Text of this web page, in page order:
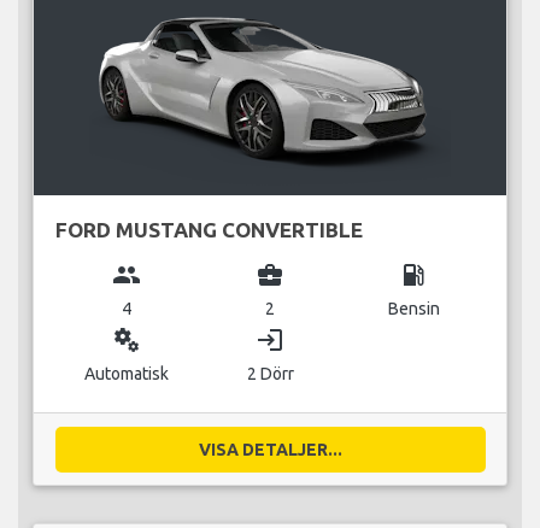
FORD MUSTANG CONVERTIBLE
group
4
business_center
2
local_gas_station
Bensin
miscellaneous_services
Automatisk
login
2 Dörr
VISA DETALJER...